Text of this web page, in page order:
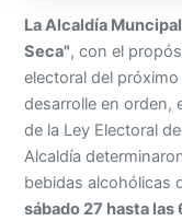
La Alcaldía
Seca", con el
electoral del
desarrolle en orden,
de la Ley Electoral
Alcaldía
bebidas alcohólicas
sábado 27 hasta